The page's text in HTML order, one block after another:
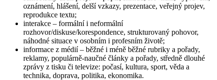
oznámení, hlášení, delší vzkazy, prezentace, veřejný projev,
reprodukce textu;
interakce – formální i neformální
rozhovor/diskuse/korespondence, strukturovaný pohovor,
náhodné situace v osobním i profesním životě;
informace z médií– běžné i méně běžné rubriky a pořady,
reklamy, populárně-naučné články a pořady, středně dlouhé
zprávy z tisku či televize: počasí, kultura, sport, věda a
technika, doprava, politika, ekonomika.